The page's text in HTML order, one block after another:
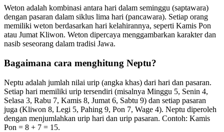
Weton adalah kombinasi antara hari dalam seminggu (saptawara)
dengan pasaran dalam siklus lima hari (pancawara). Setiap orang
memiliki weton berdasarkan hari kelahirannya, seperti Kamis Pon
atau Jumat Kliwon. Weton dipercaya menggambarkan karakter dan
nasib seseorang dalam tradisi Jawa.
Bagaimana cara menghitung Neptu?
Neptu adalah jumlah nilai urip (angka khas) dari hari dan pasaran.
Setiap hari memiliki urip tersendiri (misalnya Minggu 5, Senin 4,
Selasa 3, Rabu 7, Kamis 8, Jumat 6, Sabtu 9) dan setiap pasaran
juga (Kliwon 8, Legi 5, Pahing 9, Pon 7, Wage 4). Neptu diperoleh
dengan menjumlahkan urip hari dan urip pasaran. Contoh: Kamis
Pon = 8 + 7 = 15.